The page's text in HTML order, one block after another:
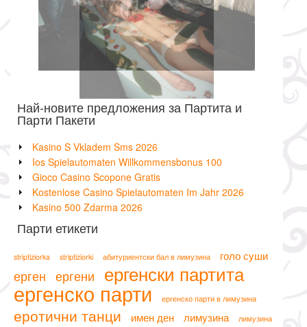
Най-новите предложения за Партита и
Парти Пакети
Kasino S Vkladem Sms 2026
Ios Spielautomaten Willkommensbonus 100
Gioco Casino Scopone Gratis
Kostenlose Casino Spielautomaten Im Jahr 2026
Kasino 500 Zdarma 2026
Парти етикети
striptiziorka striptiziorki абитуриентски бал в лимузина голо суши
ерген ергени ергенски партита
ергенско парти ергенско парти в лимузина
еротични танци имен ден лимузина
лимузина